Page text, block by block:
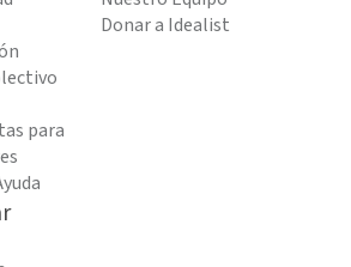
para
Donar a Idealist